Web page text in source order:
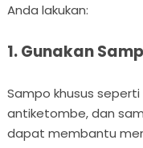
Anda lakukan:
1. Gunakan
Sampo khusus
antiketombe, dan
dapat membantu